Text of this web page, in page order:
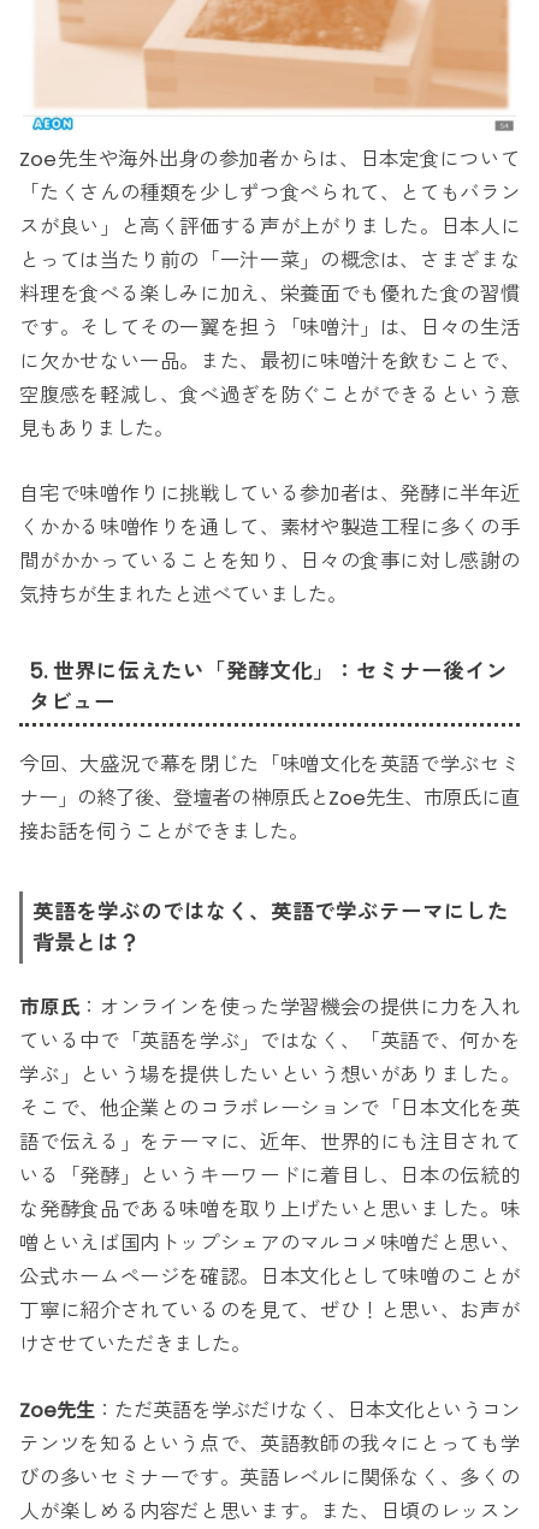
Zoe先生や海外出身の参加者からは、日本定食について
「たくさんの種類を少しずつ食べられて、とてもバラン
スが良い」と高く評価する声が上がりました。日本人に
とっては当たり前の「一汁一菜」の概念は、さまざまな
料理を食べる楽しみに加え、栄養面でも優れた食の習慣
です。そしてその一翼を担う「味噌汁」は、日々の生活
に欠かせない一品。また、最初に味噌汁を飲むことで、
空腹感を軽減し、食べ過ぎを防ぐことができるという意
見もありました。
自宅で味噌作りに挑戦している参加者は、発酵に半年近
くかかる味噌作りを通して、素材や製造工程に多くの手
間がかかっていることを知り、日々の食事に対し感謝の
気持ちが生まれたと述べていました。
5. 世界に伝えたい「発酵文化」：セミナー後イン
タビュー
今回、大盛況で幕を閉じた「味噌文化を英語で学ぶセミ
ナー」の終了後、登壇者の榊原氏とZoe先生、市原氏に直
接お話を伺うことができました。
英語を学ぶのではなく、英語で学ぶテーマにした
背景とは？
市原氏：オンラインを使った学習機会の提供に力を入れ
ている中で「英語を学ぶ」ではなく、「英語で、何かを
学ぶ」という場を提供したいという想いがありました。
そこで、他企業とのコラボレーションで「日本文化を英
語で伝える」をテーマに、近年、世界的にも注目されて
いる「発酵」というキーワードに着目し、日本の伝統的
な発酵食品である味噌を取り上げたいと思いました。味
噌といえば国内トップシェアのマルコメ味噌だと思い、
公式ホームページを確認。日本文化として味噌のことが
丁寧に紹介されているのを見て、ぜひ！と思い、お声が
けさせていただきました。
Zoe先生 ：ただ英語を学ぶだけなく、日本文化というコン
テンツを知るという点で、英語教師の我々にとっても学
びの多いセミナーです。英語レベルに関係なく、多くの
人が楽しめる内容だと思います。また、日頃のレッスン